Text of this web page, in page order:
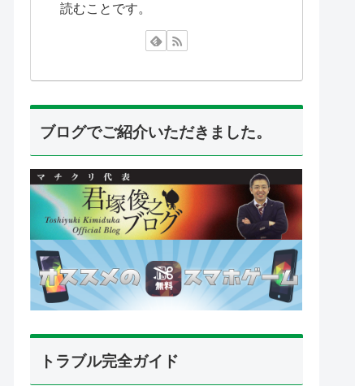
読むことです。
ブログでご紹介いただきました。
トラブル完全ガイド